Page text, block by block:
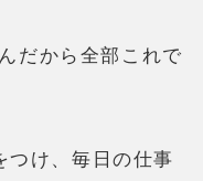
だから全部これで
け、毎日の仕事